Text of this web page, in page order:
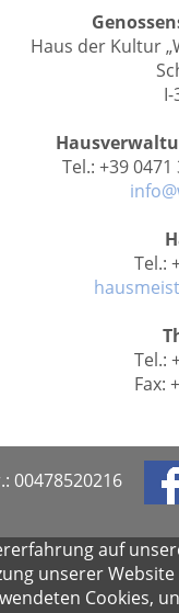
Haus der Kultur
Tel.: +39
Tel.:
Tel.:
Fax:
00478520216
auf
unserer
Cookies,